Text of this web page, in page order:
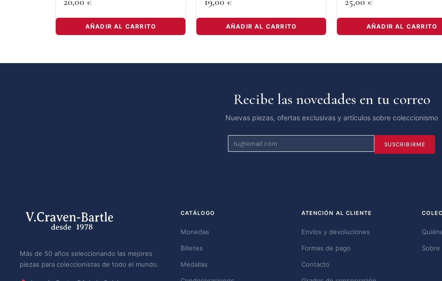
€
AÑADIR AL CARRITO
€
AÑADIR AL CARRITO
€
AÑADIR AL CARRITO
Recibe las novedades en tu correo
Nuevas piezas, ofertas exclusivas y artículos sobre coleccionismo
SUSCRIBIRME
Más de 50 años seleccionando las mejores
piezas para coleccionistas de todo el mundo.
CATÁLOGO
Monedas
Billetes
Medallas
ATENCIÓN AL CLIENTE
Envíos y devoluciones
Formas de pago
Contacto